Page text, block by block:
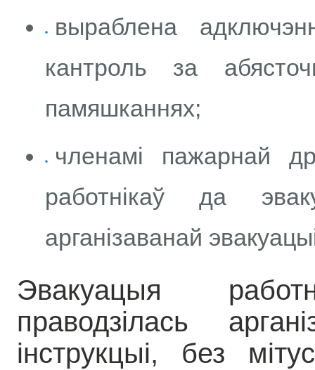
выраблена
кантроль за
памяшканнях;
членамі пажарнай
работнікаў да
арганізаванай
Эвакуацыя
праводзілась
інструкцыі, без